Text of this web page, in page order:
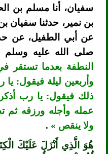
سفيان، أنا مسلم بن
بن نمير، حدثنا سفيان
عن أبي الطفيل، عن
صلى الله عليه وسلم
النطفة بعدما تستقر
وأربعين ليلة فيقول:
ذلك فيقول: يا رب
عمله وأجله ورزقه ثم
ولا ينقص » .
هُوَ الَّذِي أَنْزَلَ عَلَيْكَ